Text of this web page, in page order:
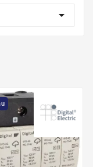
